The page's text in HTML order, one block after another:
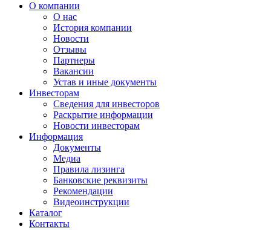
О компании
О нас
История компании
Новости
Отзывы
Партнеры
Вакансии
Устав и иные документы
Инвесторам
Сведения для инвесторов
Раскрытие информации
Новости инвесторам
Информация
Документы
Медиа
Правила лизинга
Банковские реквизиты
Рекомендации
Видеоинструкции
Каталог
Контакты